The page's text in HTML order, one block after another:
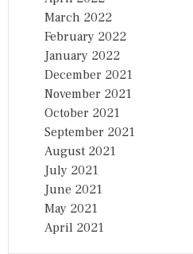
March 2022
February 2022
January 2022
December 2021
November 2021
October 2021
September 2021
August 2021
July 2021
June 2021
May 2021
April 2021